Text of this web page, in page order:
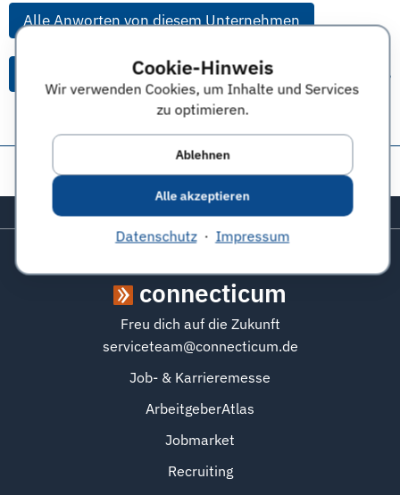
Cookie-Hinweis
Wir verwenden Cookies, um Inhalte und Services
zu optimieren.
Ablehnen
Alle akzeptieren
Datenschutz· Impressum
Alle Anworten von diesem Unternehmen
Alle Themen & Expertentipps
Zurück zum Seitenanfang
connecticum
Freu dich auf die Zukunft
serviceteam@connecticum.de
Job- & Karrieremesse
ArbeitgeberAtlas
Jobmarket
Recruiting